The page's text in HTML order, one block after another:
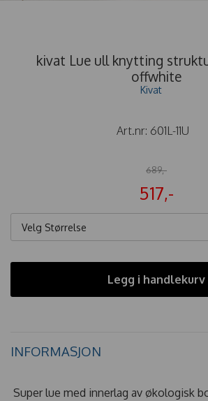
kivat Lue ull knytting
offwhite
Kivat
Art.nr: 601L-11U
689,-
517,-
Velg Størrelse
Legg i handlekurv
INFORMASJON
Super lue med innerlag av økologisk